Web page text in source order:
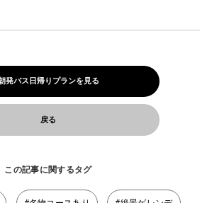
発バス日帰りプランを見る
戻る
この記事に関するタグ